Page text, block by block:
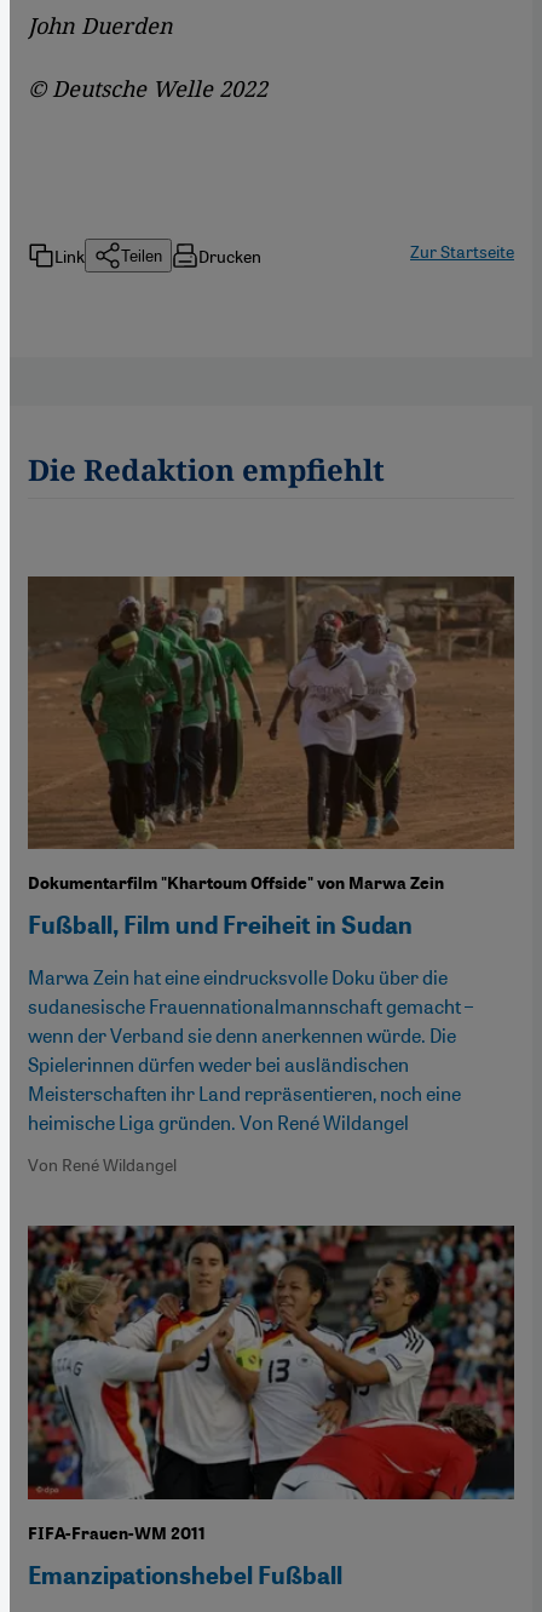
John Duerden
© Deutsche Welle 2022
Link Teilen Drucken Zur Startseite
Die Redaktion empfiehlt
Dokumentarfilm "Khartoum Offside" von Marwa Zein
Fußball, Film und Freiheit in Sudan
Marwa Zein hat eine eindrucksvolle Doku über die
sudanesische Frauennationalmannschaft gemacht –
wenn der Verband sie denn anerkennen würde. Die
Spielerinnen dürfen weder bei ausländischen
Meisterschaften ihr Land repräsentieren, noch eine
heimische Liga gründen. Von René Wildangel
Von René Wildangel
FIFA-Frauen-WM 2011
Emanzipationshebel Fußball